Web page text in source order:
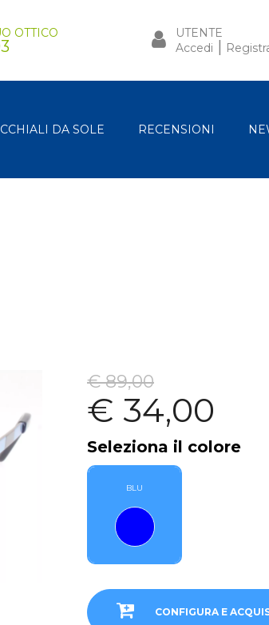
OTTICO
UTENTE
Accedi |
DA SOLE RECENSIONI
€ 89,00
€ 34,00
Seleziona il colore
BLU
CONFIGURA E